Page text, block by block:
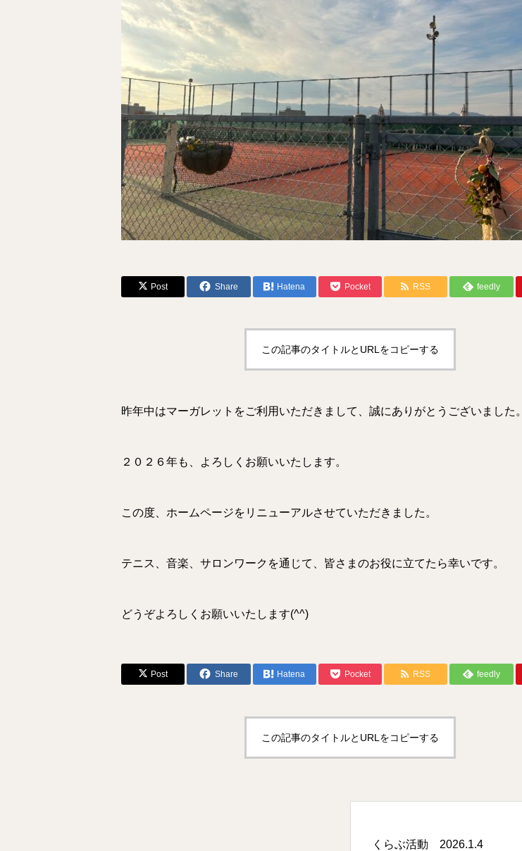
Post Share Hatena Pocket RSS feedly
この記事のタイトルとURLをコピーする
昨年中はマーガレットをご利用いただきまして、誠にありがとうございました。
２０２６年も、よろしくお願いいたします。
この度、ホームページをリニューアルさせていただきました。
テニス、音楽、サロンワークを通じて、皆さまのお役に立てたら幸いです。
どうぞよろしくお願いいたします(^^)
Post Share Hatena Pocket RSS feedly
この記事のタイトルとURLをコピーする
くらぶ活動 2026.1.4